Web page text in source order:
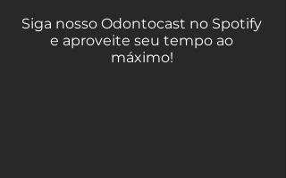
Siga nosso Odontocast no Spotify
e aproveite seu tempo ao
máximo!